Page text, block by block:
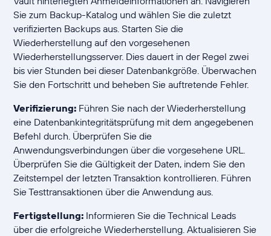
Sie zum Backup-Katalog und wählen Sie die zuletzt
verifizierten Backups aus. Starten Sie die
Wiederherstellung auf den vorgesehenen
Wiederherstellungsserver. Dies dauert in der Regel zwei
bis vier Stunden bei dieser Datenbankgröße. Überwachen
Sie den Fortschritt und beheben Sie auftretende Fehler.
Verifizierung: Führen Sie nach der Wiederherstellung
eine Datenbankintegritätsprüfung mit dem angegebenen
Befehl durch. Überprüfen Sie die
Anwendungsverbindungen über die vorgesehene URL.
Überprüfen Sie die Gültigkeit der Daten, indem Sie den
Zeitstempel der letzten Transaktion kontrollieren. Führen
Sie Testtransaktionen über die Anwendung aus.
Fertigstellung: Informieren Sie die Technical Leads
über die erfolgreiche Wiederherstellung. Aktualisieren Sie